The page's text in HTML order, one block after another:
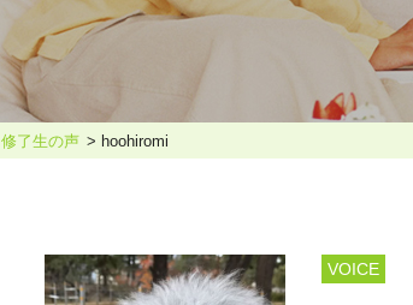
ホリスティックケア・カウンセラー養成講座
修了生の声 hoohiromi
VOICE